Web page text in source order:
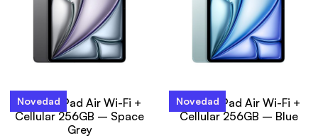
Novedad
13-inch iPad Air Wi-Fi +
Cellular 256GB – Space
Grey
Novedad
13-inch iPad Air Wi-Fi +
Cellular 256GB – Blue